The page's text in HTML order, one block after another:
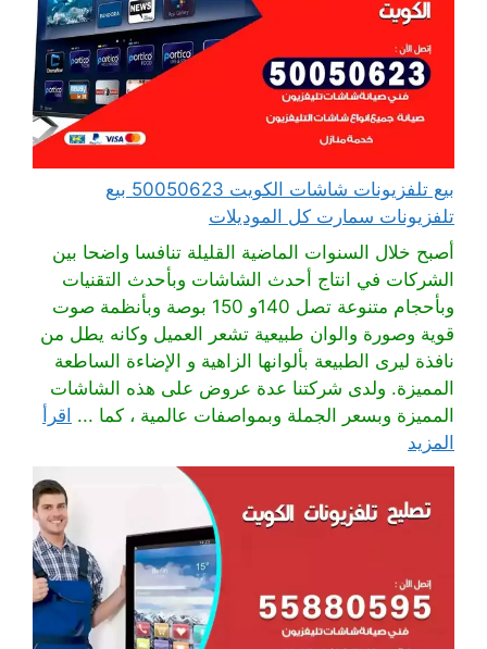
بيع تلفزيونات شاشات الكويت 50050623 بيع
تلفزيونات سمارت كل الموديلات
أصبح خلال السنوات الماضية القليلة تنافسا واضحا بين
الشركات في انتاج أحدث الشاشات وبأحدث التقنيات
وبأحجام متنوعة تصل 140و 150 بوصة وبأنظمة صوت
قوية وصورة والوان طبيعية تشعر العميل وكانه يطل من
نافذة ليرى الطبيعة بألوانها الزاهية و الإضاءة الساطعة
المميزة. ولدى شركتنا عدة عروض على هذه الشاشات
المميزة وبسعر الجملة وبمواصفات عالمية ، كما ... اقرأ
المزيد